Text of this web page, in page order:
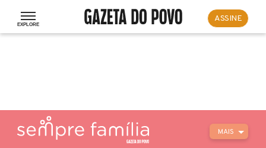
ASSINE
MAIS